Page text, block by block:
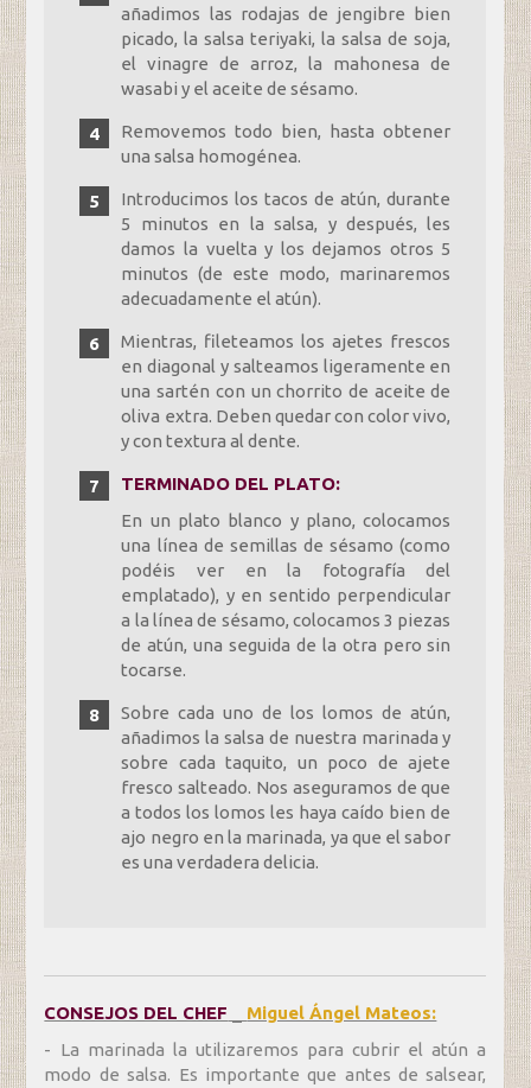
añadimos las rodajas de jengibre bien
picado, la salsa teriyaki, la salsa de soja,
el vinagre de arroz, la mahonesa de
wasabi y el aceite de sésamo.
Removemos todo bien, hasta obtener
una salsa homogénea.
Introducimos los tacos de atún, durante
5 minutos en la salsa, y después, les
damos la vuelta y los dejamos otros 5
minutos (de este modo, marinaremos
adecuadamente el atún).
Mientras, fileteamos los ajetes frescos
en diagonal y salteamos ligeramente en
una sartén con un chorrito de aceite de
oliva extra. Deben quedar con color vivo,
y con textura al dente.
TERMINADO DEL PLATO:
En un plato blanco y plano, colocamos
una línea de semillas de sésamo (como
podéis ver en la fotografía del
emplatado), y en sentido perpendicular
a la línea de sésamo, colocamos 3 piezas
de atún, una seguida de la otra pero sin
tocarse.
Sobre cada uno de los lomos de atún,
añadimos la salsa de nuestra marinada y
sobre cada taquito, un poco de ajete
fresco salteado. Nos aseguramos de que
a todos los lomos les haya caído bien de
ajo negro en la marinada, ya que el sabor
es una verdadera delicia.
CONSEJOS DEL CHEF
Miguel Ángel Mateos:
- La marinada la utilizaremos para cubrir el atún a
modo de salsa. Es importante que antes de salsear,